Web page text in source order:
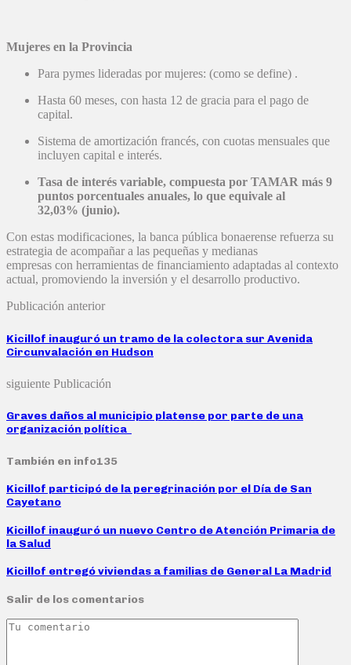
Mujeres en la Provincia
Para pymes lideradas por mujeres: (como se define) .
Hasta 60 meses, con hasta 12 de gracia para el pago de
capital.
Sistema de amortización francés, con cuotas mensuales que
incluyen capital e interés.
Tasa de interés variable, compuesta por TAMAR más 9
puntos porcentuales anuales, lo que equivale al
32,03% (junio).
Con estas modificaciones, la banca pública bonaerense refuerza su
estrategia de acompañar a las pequeñas y medianas
empresas con herramientas de financiamiento adaptadas al contexto
actual, promoviendo la inversión y el desarrollo productivo.
Publicación anterior
Kicillof inauguró un tramo de la colectora sur Avenida
Circunvalación en Hudson
siguiente Publicación
Graves daños al municipio platense por parte de una
organización política
También en info135
Kicillof participó de la peregrinación por el Día de San
Cayetano
Kicillof inauguró un nuevo Centro de Atención Primaria de
la Salud
Kicillof entregó viviendas a familias de General La Madrid
Salir de los comentarios